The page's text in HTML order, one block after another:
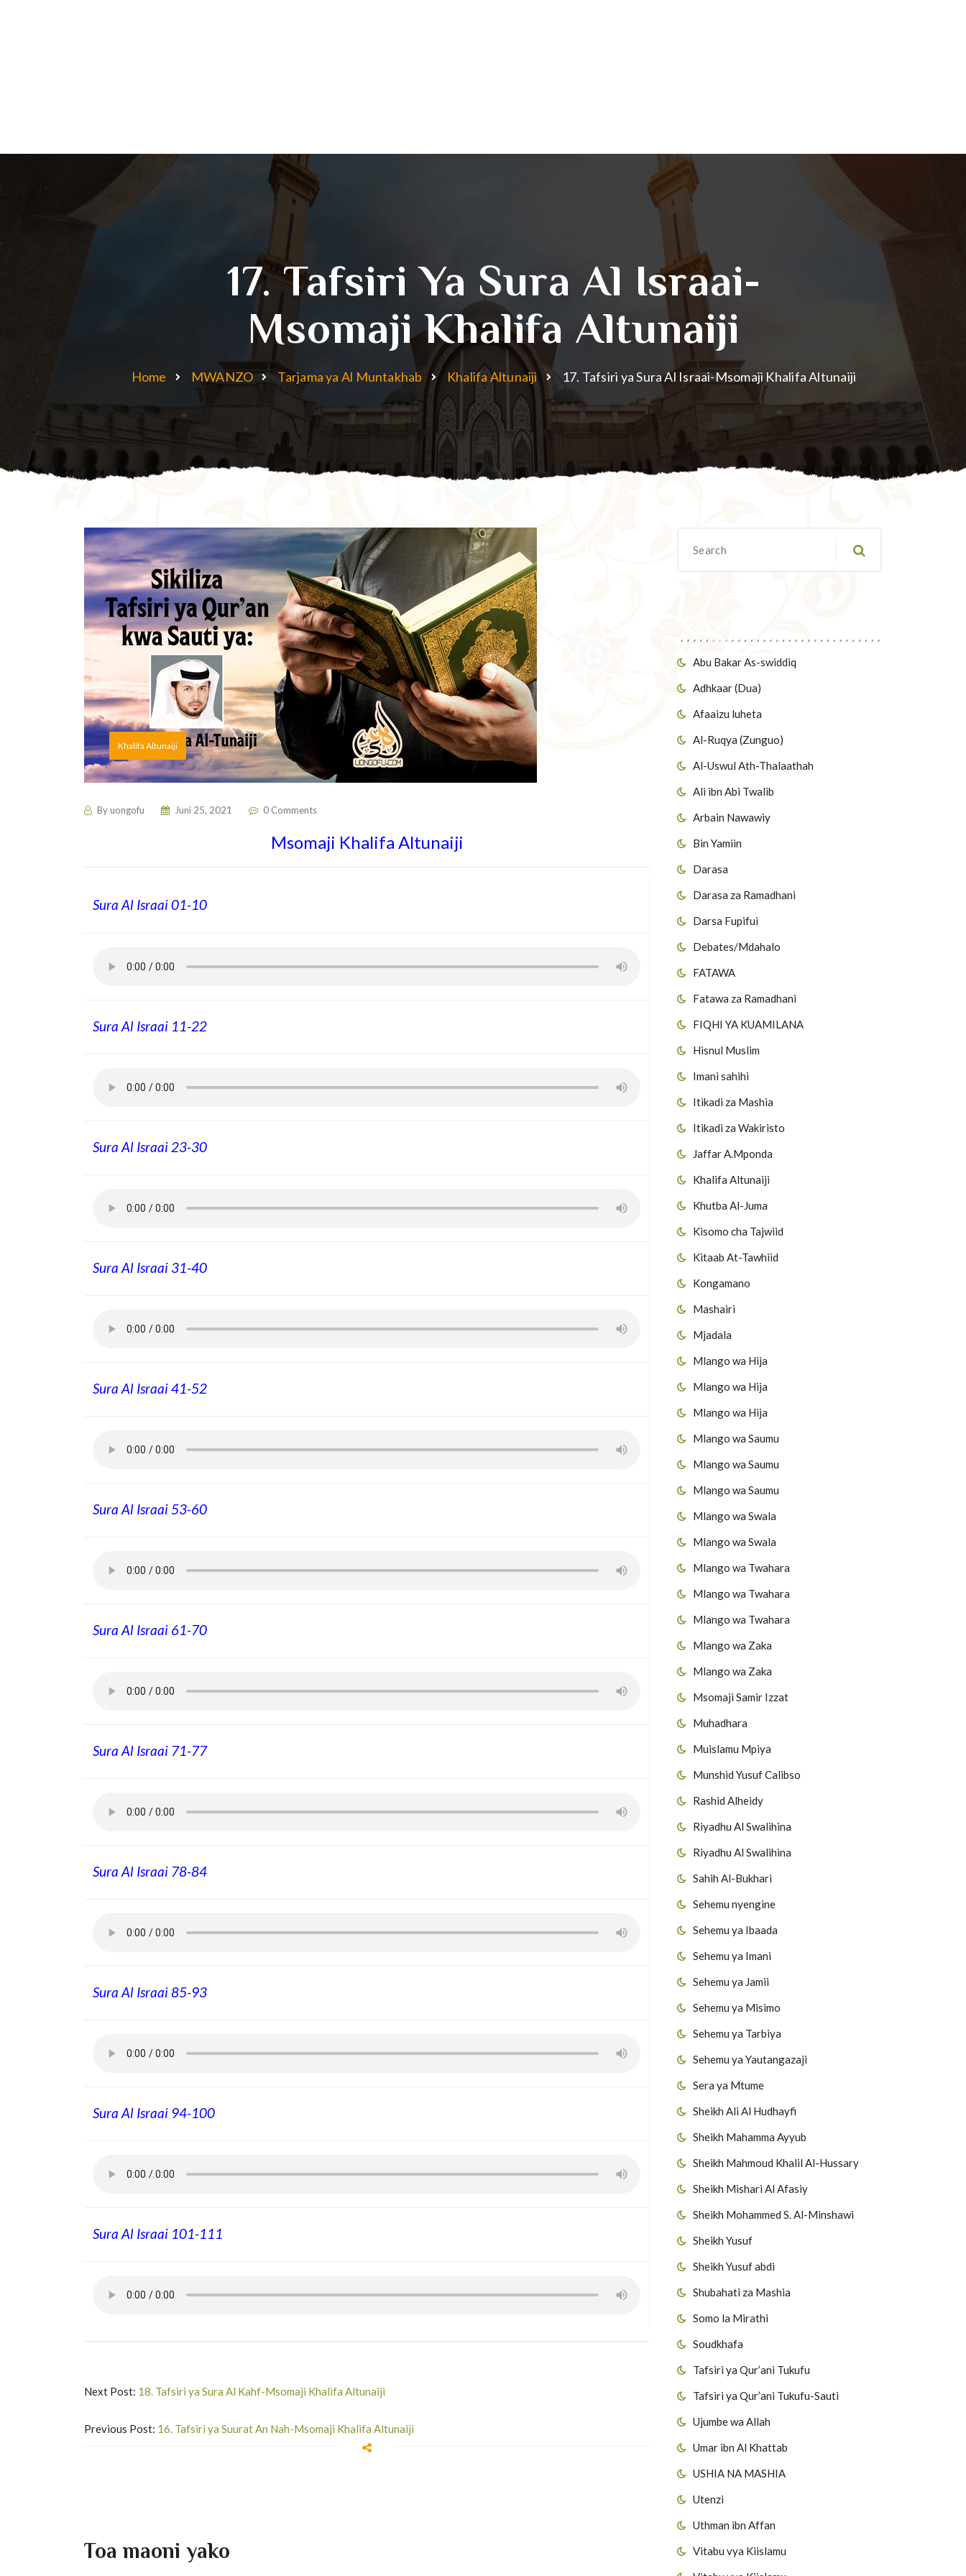
17. Tafsiri Ya Sura Al Israai-
Msomaji Khalifa Altunaiji
Home MWANZO Tarjama ya Al Muntakhab Khalifa Altunaiji 17. Tafsiri ya Sura Al Israai-Msomaji Khalifa Altunaiji
Abu Bakar As-swiddiq
Adhkaar (Dua)
Afaaizu luheta
Al-Ruqya (Zunguo)
Al-Uswul Ath-Thalaathah
Ali ibn Abi Twalib
Arbain Nawawiy
Bin Yamiin
Darasa
Darasa za Ramadhani
Darsa Fupifui
Debates/Mdahalo
FATAWA
Fatawa za Ramadhani
FIQHI YA KUAMILANA
Hisnul Muslim
Imani sahihi
Itikadi za Mashia
Itikadi za Wakiristo
Jaffar A.Mponda
Khalifa Altunaiji
Khutba Al-Juma
Kisomo cha Tajwiid
Kitaab At-Tawhiid
Kongamano
Mashairi
Mjadala
Mlango wa Hija
Mlango wa Hija
Mlango wa Hija
Mlango wa Saumu
Mlango wa Saumu
Mlango wa Saumu
Mlango wa Swala
Mlango wa Swala
Mlango wa Twahara
Mlango wa Twahara
Mlango wa Twahara
Mlango wa Zaka
Mlango wa Zaka
Msomaji Samir Izzat
Muhadhara
Muislamu Mpiya
Munshid Yusuf Calibso
Rashid Alheidy
Riyadhu Al Swalihina
Riyadhu Al Swalihina
Sahih Al-Bukhari
Sehemu nyengine
Sehemu ya Ibaada
Sehemu ya Imani
Sehemu ya Jamii
Sehemu ya Misimo
Sehemu ya Tarbiya
Sehemu ya Yautangazaji
Sera ya Mtume
Sheikh Ali Al Hudhayfi
Sheikh Mahamma Ayyub
Sheikh Mahmoud Khalil Al-Hussary
Sheikh Mishari Al Afasiy
Sheikh Mohammed S. Al-Minshawi
Sheikh Yusuf
Sheikh Yusuf abdi
Shubahati za Mashia
Somo la Mirathi
Soudkhafa
Tafsiri ya Qur’ani Tukufu
Tafsiri ya Qur’ani Tukufu-Sauti
Ujumbe wa Allah
Umar ibn Al Khattab
USHIA NA MASHIA
Utenzi
Uthman ibn Affan
Vitabu vya Kiislamu
Khalifa Altunaiji
Byuongofu Juni 25, 2021 0 Comments
Msomaji Khalifa Altunaiji
Sura Al Israai 01-10
Sura Al Israai 11-22
Sura Al Israai 23-30
Sura Al Israai 31-40
Sura Al Israai 41-52
Sura Al Israai 53-60
Sura Al Israai 61-70
Sura Al Israai 71-77
Sura Al Israai 78-84
Sura Al Israai 85-93
Sura Al Israai 94-100
Sura Al Israai 101-111
Next Post: 18. Tafsiri ya Sura Al Kahf-Msomaji Khalifa Altunaiji
Previous Post: 16. Tafsiri ya Suurat An Nah-Msomaji Khalifa Altunaiji
Toa maoni yako